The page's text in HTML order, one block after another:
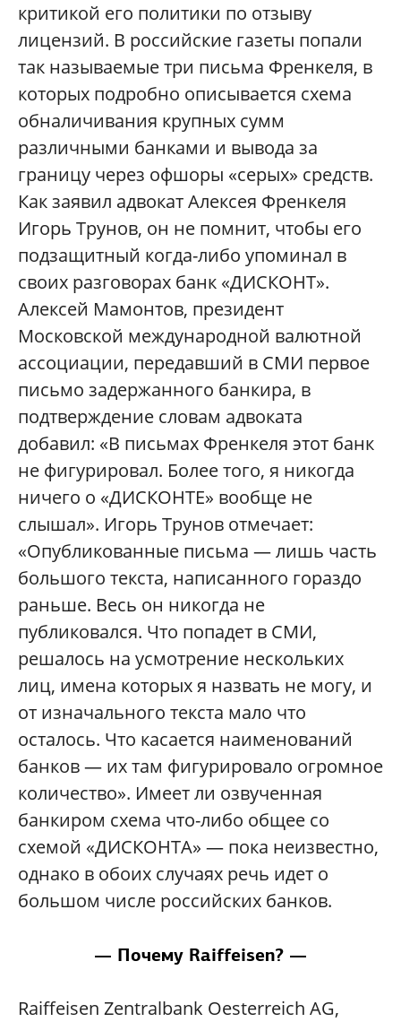
критикой его политики по отзыву
лицензий. В российские газеты попали
так называемые три письма Френкеля, в
которых подробно описывается схема
обналичивания крупных сумм
различными банками и вывода за
границу через офшоры «серых» средств.
Как заявил адвокат Алексея Френкеля
Игорь Трунов, он не помнит, чтобы его
подзащитный когда-либо упоминал в
своих разговорах банк «ДИСКОНТ».
Алексей Мамонтов, президент
Московской международной валютной
ассоциации, передавший в СМИ первое
письмо задержанного банкира, в
подтверждение словам адвоката
добавил: «В письмах Френкеля этот банк
не фигурировал. Более того, я никогда
ничего о «ДИСКОНТЕ» вообще не
слышал». Игорь Трунов отмечает:
«Опубликованные письма — лишь часть
большого текста, написанного гораздо
раньше. Весь он никогда не
публиковался. Что попадет в СМИ,
решалось на усмотрение нескольких
лиц, имена которых я назвать не могу, и
от изначального текста мало что
осталось. Что касается наименований
банков — их там фигурировало огромное
количество». Имеет ли озвученная
банкиром схема что-либо общее со
схемой «ДИСКОНТА» — пока неизвестно,
однако в обоих случаях речь идет о
большом числе российских банков.
— Почему Raiffeisen? —
Raiffeisen Zentralbank Oesterreich AG,